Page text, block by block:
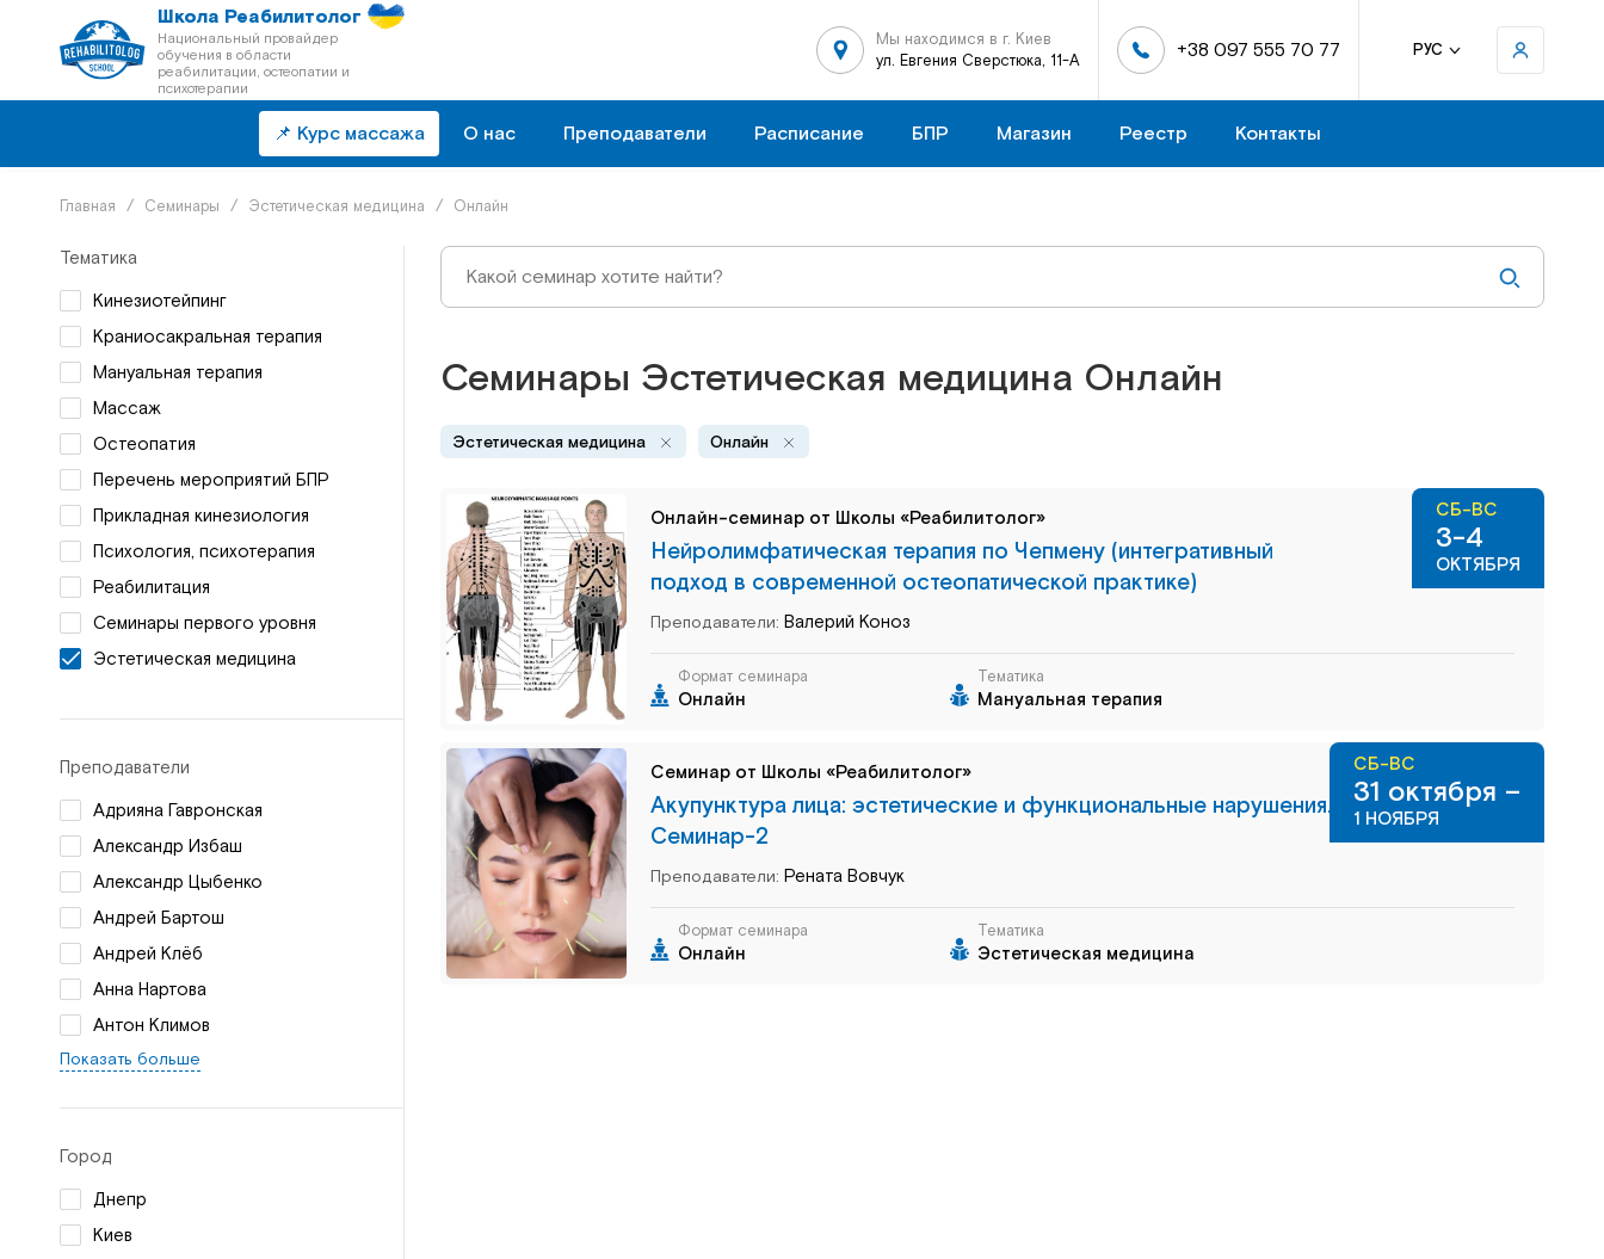
Школа Реабилитолог
Национальный провайдер
обучения в области
реабилитации, остеопатии и
психотерапии
Мы находимся в г. Киев
ул. Евгения Сверстюка, 11-А
+38 097 555 70 77 РУС
📌 Курс массажа О нас Преподаватели Расписание БПР Магазин Реестр Контакты
Главная / Семинары / Эстетическая медицина / Онлайн
Тематика
Кинезиотейпинг
Краниосакральная терапия
Мануальная терапия
Массаж
Остеопатия
Перечень мероприятий БПР
Прикладная кинезиология
Психология, психотерапия
Реабилитация
Семинары первого уровня
Эстетическая медицина
Преподаватели
Адрияна Гавронская
Александр Избаш
Александр Цыбенко
Андрей Бартош
Андрей Клёб
Анна Нартова
Антон Климов
Показать больше
Город
Днепр
Киев
Семинары Эстетическая медицина Онлайн
Эстетическая медицина Онлайн
Онлайн-семинар от Школы «Реабилитолог»
Нейролимфатическая терапия по Чепмену (интегративный
подход в современной остеопатической практике)
Преподаватели: Валерий Коноз
Формат семинара
Онлайн
Тематика
Мануальная терапия
СБ-ВС
3-4
ОКТЯБРЯ
Семинар от Школы «Реабилитолог»
Акупунктура лица: эстетические и функциональные нарушения.
Семинар-2
Преподаватели: Рената Вовчук
Формат семинара
Онлайн
Тематика
Эстетическая медицина
СБ-ВС
31 октября –
1 НОЯБРЯ